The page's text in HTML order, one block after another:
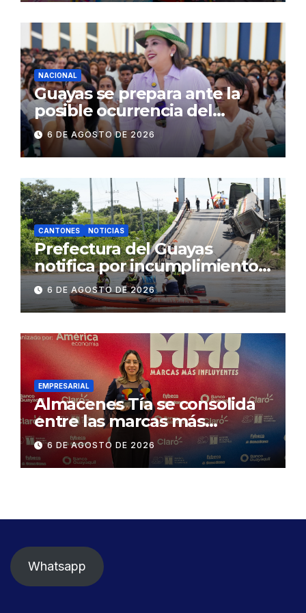
operativos en zonas
comerciales y de
concurrencia
NACIONAL
Guayas se prepara ante la
posible ocurrencia del
fenómeno de El Niño:
Gobierno Nacional capacita a
2.500 jóvenes
6 DE AGOSTO DE 2026
CANTONES NOTICIAS
Prefectura del Guayas
notifica por incumplimiento
contractual a la
Concesionaria CONORTE y
exige celeridad en
desmontaje del puente
Gonzalo Icaza Cornejo, en
Daule
6 DE AGOSTO DE 2026
EMPRESARIAL
Almacenes Tía se consolida
entre las marcas más
influyentes del Ecuador
6 DE AGOSTO DE 2026
Whatsapp